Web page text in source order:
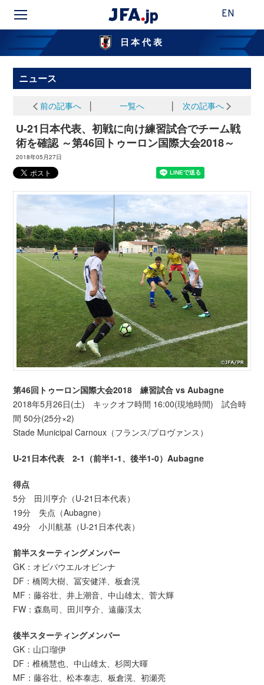
EN
日本代表
ニュース
前の記事へ 一覧へ 次の記事へ
U-21日本代表、初戦に向け練習試合でチーム戦
術を確認 ～第46回トゥーロン国際大会2018～
2018年05月27日
第46回トゥーロン国際大会2018 練習試合 vs Aubagne
2018年5月26日(土) キックオフ時間 16:00(現地時間) 試合時
間 50分(25分×2)
Stade Municipal Carnoux（フランス/プロヴァンス）
U-21日本代表 2-1（前半1-1、後半1-0）Aubagne
得点
5分 田川亨介（U-21日本代表）
19分 失点（Aubagne）
49分 小川航基（U-21日本代表）
前半スターティングメンバー
GK：オビパウエルオビンナ
DF：橋岡大樹、冨安健洋、板倉滉
MF：藤谷壮、井上潮音、中山雄太、菅大輝
FW：森島司、田川亨介、遠藤渓太
後半スターティングメンバー
GK：山口瑠伊
DF：椎橋慧也、中山雄太、杉岡大暉
MF：藤谷壮、松本泰志、板倉滉、初瀬亮